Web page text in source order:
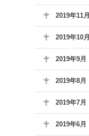
2019年11月
2019年10月
2019年9月
2019年8月
2019年7月
2019年6月